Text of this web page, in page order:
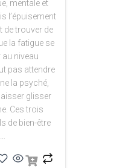
mentale et
l’épuisement
de trouver de
la fatigue se
niveau
pas attendre
la psyché,
glisser
Ces trois
de bien-être